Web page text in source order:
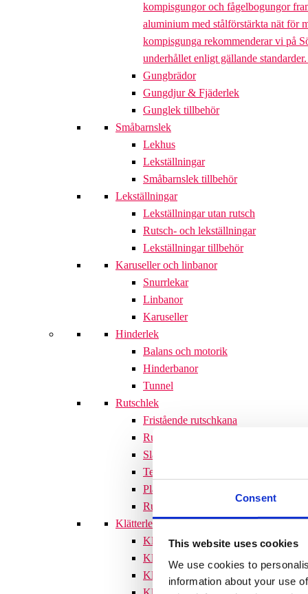
Consent
This website uses cookies
We use cookies to
information about your use
kompisgungor och fågelbogungor
aluminium med stålförstärkta nät för
kompisgunga rekommenderar vi på
underhållet enligt gällande
Gungbrädor
Gungdjur & Fjäderlek
Gunglek tillbehör
Småbarnslek
Lekhus
Lekställningar
Småbarnslek tillbehör
Lekställningar
Lekställningar utan rutsch
Rutsch- och lekställningar
Lekställningar tillbehör
Karuseller och linbanor
Snurrlekar
Linbanor
Karuseller
Hinderlek
Balans och motorik
Hinderbanor
Tunnel
Rutschlek
Fristående rutschkana
Rutschkanor till lekställningar
Släntrutschkana
Terrängtrappor
Plattformar
Rutschlek tillbehör
Klätterlek
Klätterställningar
Klätterställning med rutschkana
Klätternät